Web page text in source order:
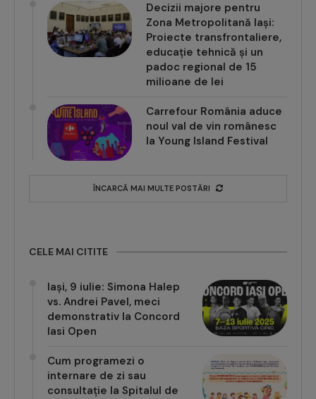
Zona Metropolitană Iași:
Proiecte transfrontaliere,
educație tehnică și un
padoc regional de 15
milioane de lei
noul val de vin românesc
la Young Island Festival
vs. Andrei Pavel, meci
demonstrativ la Concord
Iasi Open
internare de zi sau
consultație la Spitalul de
copii „Sf. Maria”